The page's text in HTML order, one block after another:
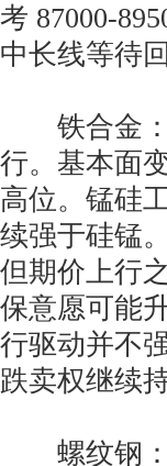
考 87000-
中长线等待
铁合金：
行。基本面
高位。锰硅
续强于硅锰
但期价上行
保意愿可能
行驱动并不
跌卖权继续持
螺纹钢：